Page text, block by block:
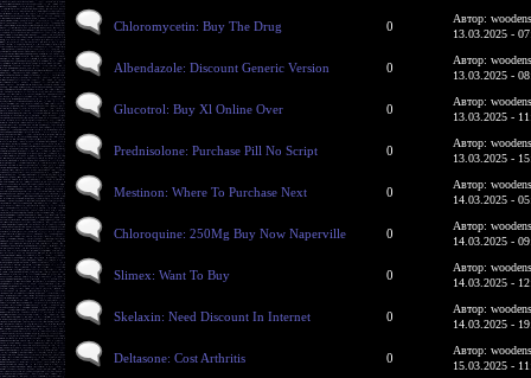
Chloromycetin: Buy The Drug 0
Автор:
13.03.2025 -
Albendazole: Discount Generic Version 0
Автор:
13.03.2025 -
Glucotrol: Buy Xl Online Over 0
Автор:
13.03.2025 -
Prednisolone: Purchase Pill No Script 0
Автор:
13.03.2025 -
Mestinon: Where To Purchase Next 0
Автор:
14.03.2025 -
Chloroquine: 250Mg Buy Now Naperville 0
Автор:
14.03.2025 -
Slimex: Want To Buy 0
Автор:
14.03.2025 -
Skelaxin: Need Discount In Internet 0
Автор:
14.03.2025 -
Deltasone: Cost Arthritis 0
Автор:
15.03.2025 -